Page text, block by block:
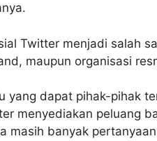
Twitter menjadi salah
maupun organisasi
yang dapat pihak-pihak
menyediakan peluang
masih banyak